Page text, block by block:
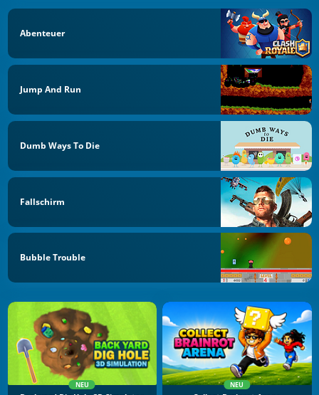
Abenteuer
Jump And Run
Dumb Ways To Die
Fallschirm
Bubble Trouble
NEU NEU